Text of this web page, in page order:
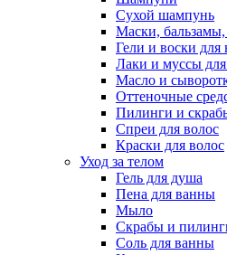
Сухой шампунь
Маски,
Гели и воски для
Лаки и муссы
Масло и
Оттеночные
Пилинги и
Спреи для волос
Краски для волос
Уход за телом
Гель для душа
Пена для ванны
Мыло
Скрабы и
Соль для ванны